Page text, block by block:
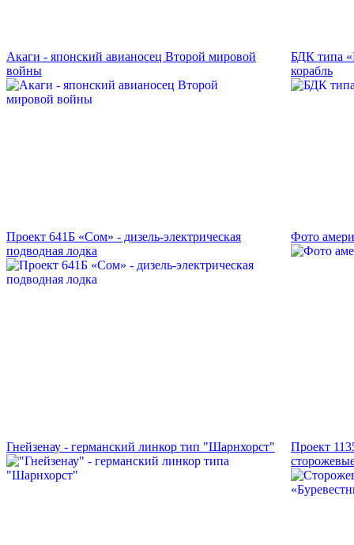
Акаги - японский авианосец Второй мировой
войны
БДК типа
корабль
Проект 641Б «Сом» - дизель-электрическая
подводная лодка
Фото
Гнейзенау - германский линкор тип "Шарнхорст"
Проект